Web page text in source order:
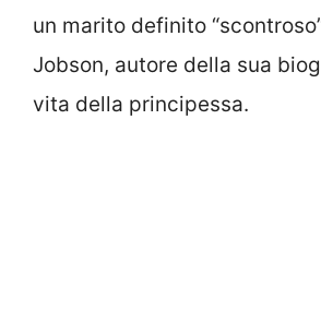
un marito definito
Jobson, autore della sua
vita della principessa.